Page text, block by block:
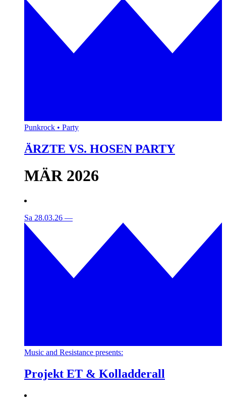
Punkrock • Party
ÄRZTE VS. HOSEN PARTY
MÄR 2026
Sa 28.03.26 —
Music and Resistance presents:
Projekt ET & Kolladderall